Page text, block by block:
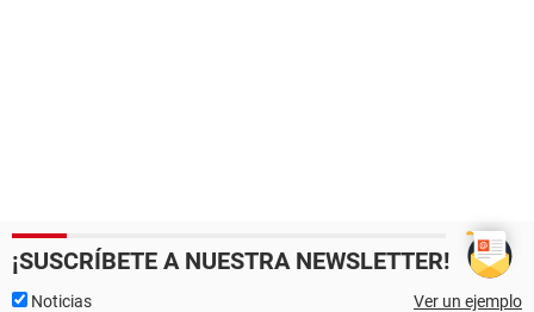
¡SUSCRÍBETE A NUESTRA NEWSLETTER!
Noticias Ver un ejemplo